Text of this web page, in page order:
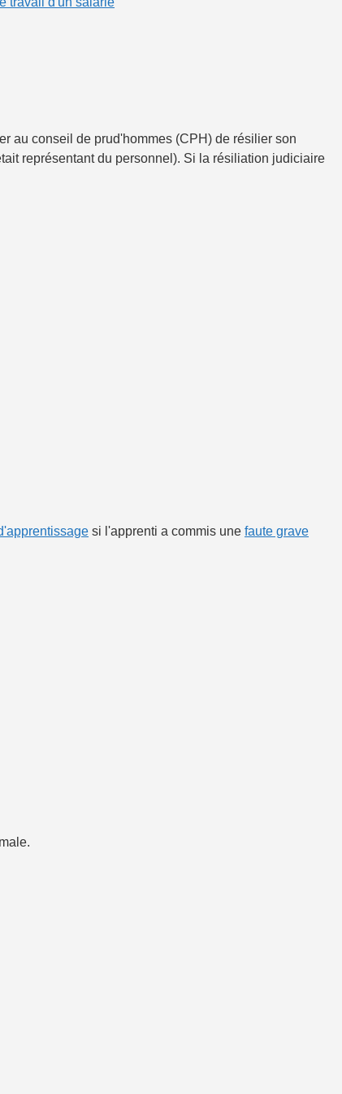
au conseil de prud'hommes (CPH) de résilier son
représentant du personnel). Si la résiliation judiciaire
si l'apprenti a commis une faute grave